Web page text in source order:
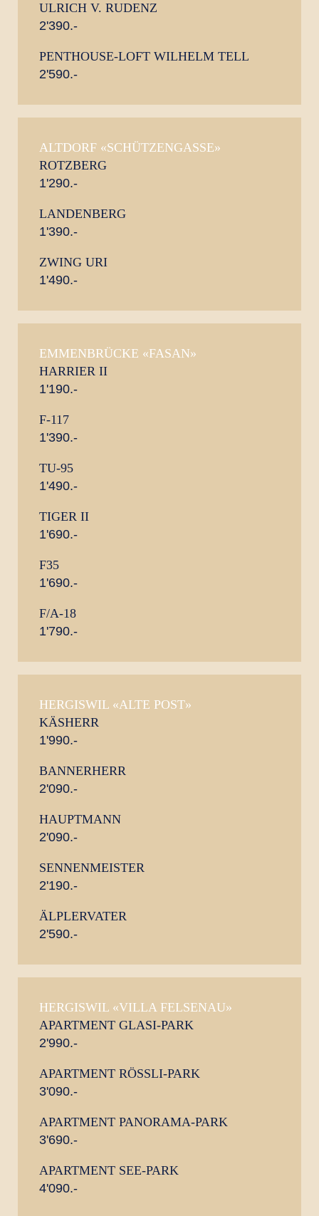
ULRICH V. RUDENZ
2'390.-
PENTHOUSE-LOFT WILHELM TELL
2'590.-
ALTDORF «SCHÜTZENGASSE»
ROTZBERG
1'290.-
LANDENBERG
1'390.-
ZWING URI
1'490.-
EMMENBRÜCKE «FASAN»
HARRIER II
1'190.-
F-117
1'390.-
TU-95
1'490.-
TIGER II
1'690.-
F35
1'690.-
F/A-18
1'790.-
HERGISWIL «ALTE POST»
KÄSHERR
1'990.-
BANNERHERR
2'090.-
HAUPTMANN
2'090.-
SENNENMEISTER
2'190.-
ÄLPLERVATER
2'590.-
HERGISWIL «VILLA FELSENAU»
APARTMENT GLASI-PARK
2'990.-
APARTMENT RÖSSLI-PARK
3'090.-
APARTMENT PANORAMA-PARK
3'690.-
APARTMENT SEE-PARK
4'090.-